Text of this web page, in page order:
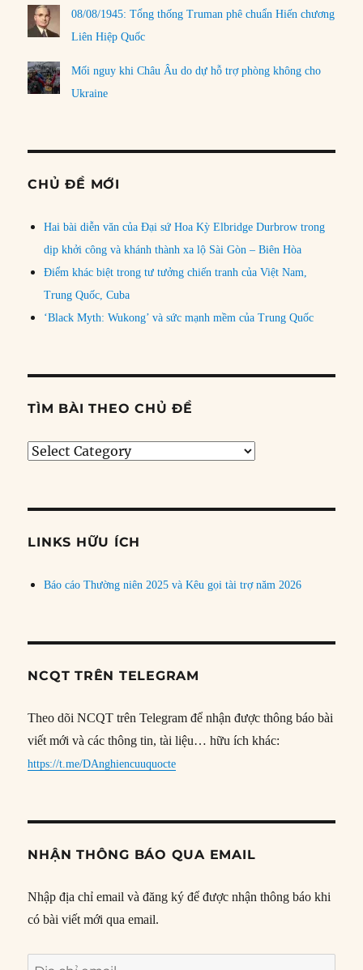
08/08/1945: Tổng thống Truman phê chuẩn Hiến chương
Liên Hiệp Quốc
Mối nguy khi Châu Âu do dự hỗ trợ phòng không cho
Ukraine
CHỦ ĐỀ MỚI
Hai bài diễn văn của Đại sứ Hoa Kỳ Elbridge Durbrow trong
dịp khởi công và khánh thành xa lộ Sài Gòn – Biên Hòa
Điểm khác biệt trong tư tưởng chiến tranh của Việt Nam,
Trung Quốc, Cuba
‘Black Myth: Wukong’ và sức mạnh mềm của Trung Quốc
TÌM BÀI THEO CHỦ ĐỀ
Tìm
đề
LINKS HỮU ÍCH
Báo cáo Thường niên 2025 và Kêu gọi tài trợ năm 2026
NCQT TRÊN TELEGRAM
Theo dõi NCQT trên Telegram để nhận được thông báo bài
viết mới và các thông tin, tài liệu… hữu ích khác:
https://t.me/DAnghiencuuquocte
NHẬN THÔNG BÁO QUA EMAIL
Nhập địa chỉ email và đăng ký để được nhận thông báo khi
có bài viết mới qua email.
Địa